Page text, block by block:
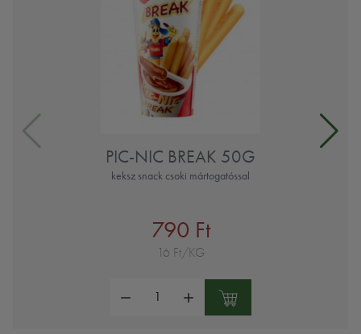
PIC-NIC BREAK 50G
keksz snack csoki mártogatóssal
790 Ft
16 Ft/KG